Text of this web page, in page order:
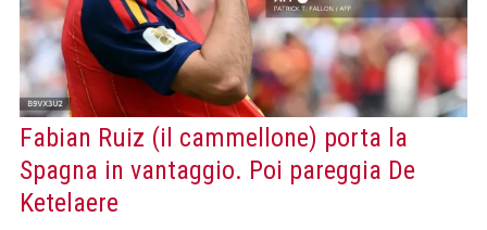
Fabian Ruiz (il cammellone) porta la
Spagna in vantaggio. Poi pareggia De
Ketelaere